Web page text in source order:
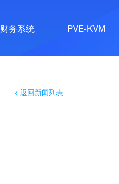
财务系统 PVE-KVM
官方最新
< 返回新闻列表